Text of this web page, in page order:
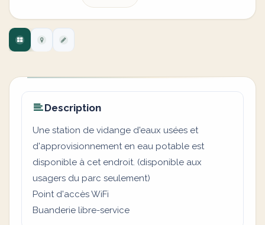
Description
Une station de vidange d'eaux usées et
d'approvisionnement en eau potable est
disponible à cet endroit. (disponible aux
usagers du parc seulement)
Point d'accès WiFi
Buanderie libre-service